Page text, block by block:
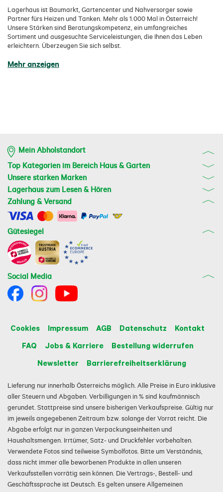
Lagerhaus ist Baumarkt, Gartencenter und Nahversorger sowie
Partner fürs Heizen und Tanken. Mehr als 1.000 Mal in Österreich!
Unsere Stärken sind Beratungskompetenz, ein umfangreiches
Sortiment und ausgesuchte Serviceleistungen, die Ihnen das Leben
erleichtern. Überzeugen Sie sich selbst.
Mehr anzeigen
Mein Abholstandort
Top Kategorien im Bereich Haus & Garten
Unsere starken Marken
Lagerhaus zum Lesen & Hören
Zahlung & Versand
Gütesiegel
Social Media
Cookies Impressum AGB Datenschutz
Kontakt
FAQ
Jobs & Karriere
Bestellung widerrufen
Newsletter
Barrierefreiheitserklärung
Lieferung nur innerhalb Österreichs möglich. Alle Preise in Euro inklusive
aller Steuern und Abgaben. Verbilligungen in % sind kaufmännisch
gerundet. Stattpreise sind unsere bisherigen Verkaufspreise. Gültig nur
im jeweils angegebenen Zeitraum bzw. solange der Vorrat reicht. Die
Abgabe erfolgt nur in ganzen Verpackungseinheiten und
Haushaltsmengen. Irrtümer, Satz- und Druckfehler vorbehalten.
Verwendete Fotos sind teilweise Symbolfotos. Bitte um Verständnis,
dass nicht immer alle beworbenen Produkte in allen unseren
Verkaufsstellen vorrätig sein können. Die Vertrags-, Bestell- und
Geschäftssprache ist Deutsch. Es gelten unsere Allgemeinen